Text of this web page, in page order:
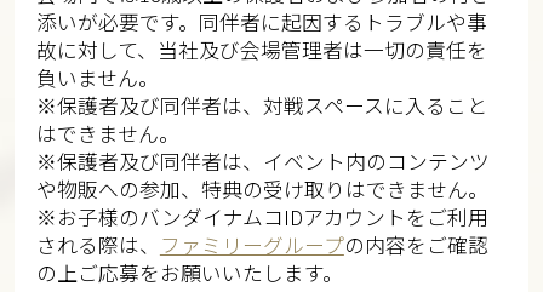
添いが必要です。同伴者に起因するトラブルや事
故に対して、当社及び会場管理者は一切の責任を
負いません。 ​​
※保護者及び同伴者は、対戦スペースに入ること
はできません。 ​​
※保護者及び同伴者は、イベント内のコンテンツ
や物販への参加、特典の受け取りはできません。​​
※お子様のバンダイナムコIDアカウントをご利用
される際は、 ファミリーグループの内容をご確認
の上ご応募をお願いいたします。​​​​